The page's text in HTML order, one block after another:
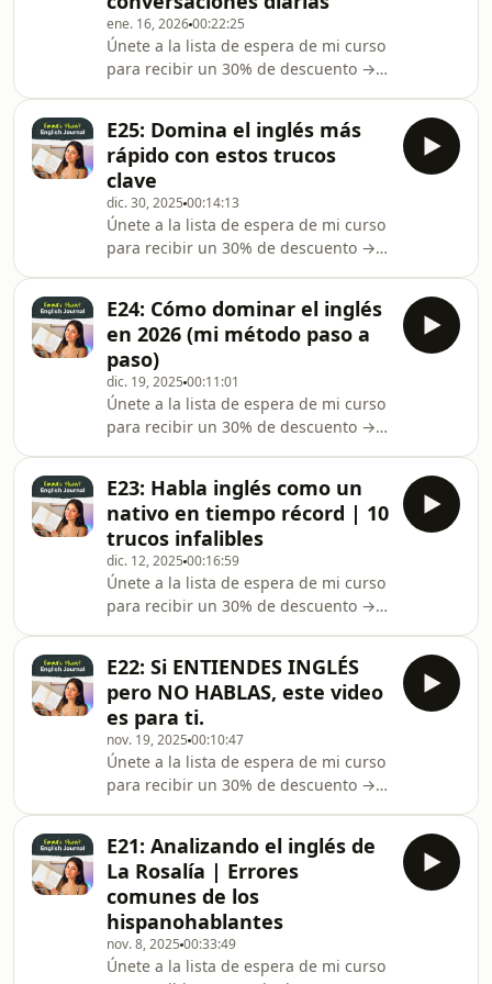
rutina de estudio con el Fluent
English Planner →📘 Azul Vibrante:
https://mybook.to/blue-english-
planner📓 Negro Clásico:
https://mybook.to/black-english-
plannerAprende 40 frases en inglés
para dominar el u
ene. 16, 202600:22:25
Únete a la lista de espera de mi curso
para recibir un 30% de descuento →
AHORA) →
https://emlanguages.com/Organiza tu
rutina de estudio con el Fluent
English Planner →📘 Azul Vibrante:
https://mybook.to/blue-english-
planner📓 Negro Clásico:
https://mybook.to/black-english-
plannerInstagram →
https://www.instagram.com/emlangu
E25: Domina el inglés más
rápido con estos trucos
clave
dic. 30, 2025 00:14:13
Únete a la lista de espera de mi curso
para recibir un 30% de descuento →
AHORA) →
https://emlanguages.com/Organiza tu
rutina de estudio con el Fluent
English Planner →📘 Azul Vibrante:
https://mybook.to/blue-english-
planner📓 Negro Clásico:
https://mybook.to/black-english-
plannerInstagram →
https://www.instagram.com/emlangu
E24: Cómo dominar el inglés
en 2026 (mi método paso a
paso)
dic. 19, 2025 00:11:01
Únete a la lista de espera de mi curso
para recibir un 30% de descuento →
AHORA) →
https://emlanguages.com/Organiza tu
rutina de estudio con el Fluent
English Planner →📘 Azul Vibrante:
https://mybook.to/blue-english-
planner📓 Negro Clásico:
https://mybook.to/black-english-
plannerInstagram →
https://www.instagram.com/emlangu
E23: Habla inglés como un
nativo en tiempo récord | 10
trucos infalibles
dic. 12, 2025 00:16:59
Únete a la lista de espera de mi curso
para recibir un 30% de descuento →
personalizadas de inglés (disponibles
AHORA) →
https://emlanguages.com/Organiza tu
rutina de estudio con el Fluent
English Planner →📘 Azul Vibrante:
https://mybook.to/blue-english-
planner📓 Negro Clásico:
https://mybook.to/black-english-
plannerInstagram →
https://www.instagram.com/emlangu
E22: Si ENTIENDES INGLÉS
pero NO HABLAS, este video
es para ti.
nov. 19, 2025 00:10:47
Únete a la lista de espera de mi curso
para recibir un 30% de descuento →
AHORA) →
https://emlanguages.com/Organiza tu
rutina de estudio con el Fluent
English Planner →📘 Azul Vibrante:
https://mybook.to/blue-english-
planner📓 Negro Clásico:
E21: Analizando el inglés de
La Rosalía | Errores
comunes de los
hispanohablantes
nov. 8, 2025 00:33:49
Únete a la lista de espera de mi curso